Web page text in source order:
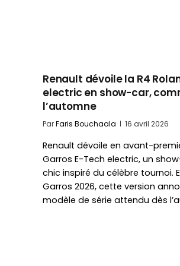
Renault dévoile la R4
electric en show-car,
l’automne
ParFaris Bouchaala 16 avril 2026
Renault dévoile en avant-
Garros E-Tech electric, un
chic inspiré du célèbre tournoi.
Garros 2026, cette version
modèle de série attendu dès